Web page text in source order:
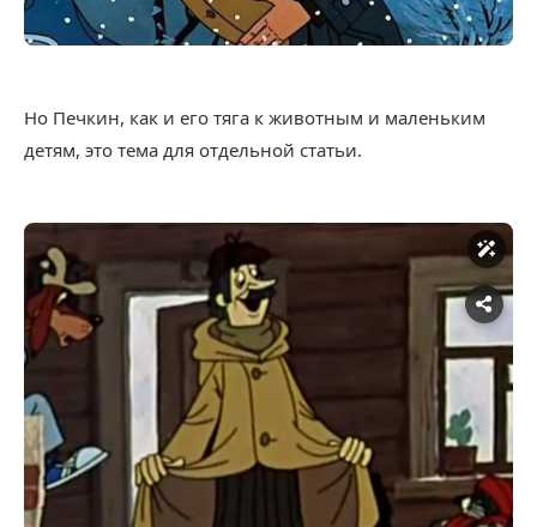
Но Печкин, как и его тяга к животным и маленьким
детям, это тема для отдельной статьи.